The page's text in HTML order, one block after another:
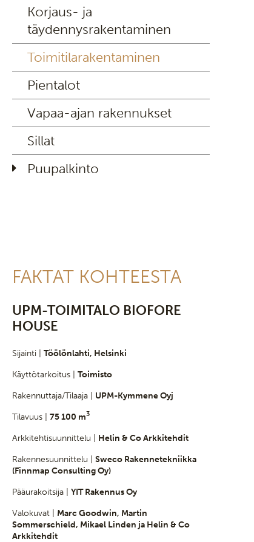
Korjaus- ja
täydennysrakentaminen
Toimitilarakentaminen
Pientalot
Vapaa-ajan rakennukset
Sillat
Puupalkinto
FAKTAT KOHTEESTA
UPM-TOIMITALO BIOFORE
HOUSE
Sijainti | Töölönlahti, Helsinki
Käyttötarkoitus | Toimisto
Rakennuttaja/Tilaaja | UPM-Kymmene Oyj
Tilavuus | 75 100 m3
Arkkitehtisuunnittelu | Helin & Co Arkkitehdit
Rakennesuunnittelu | Sweco Rakennetekniikka
(Finnmap Consulting Oy)
Pääurakoitsija | YIT Rakennus Oy
Valokuvat | Marc Goodwin, Martin
Sommerschield, Mikael Linden ja Helin & Co
Arkkitehdit